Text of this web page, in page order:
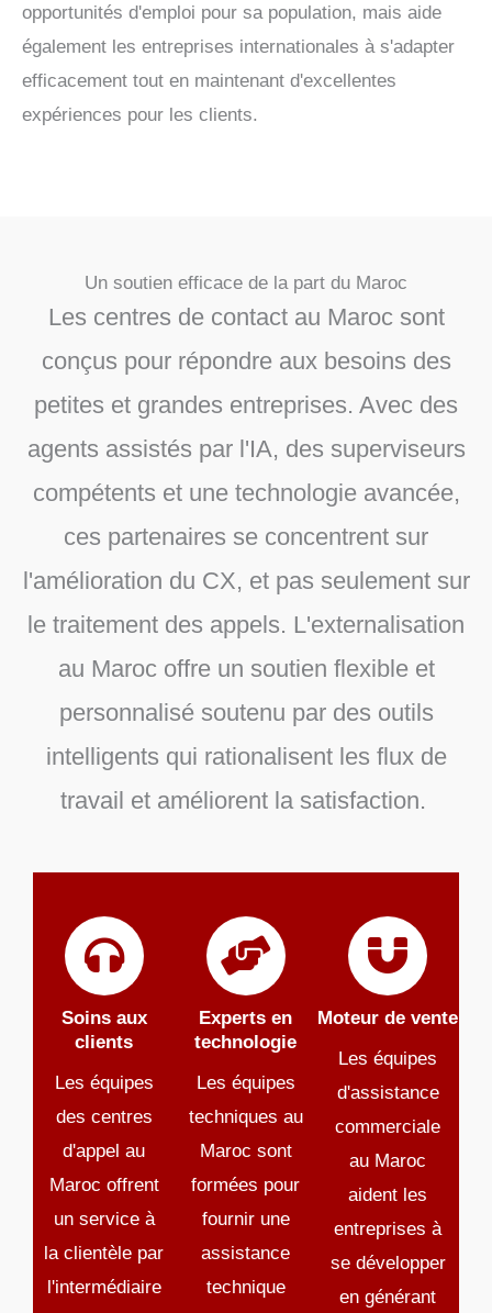
opportunités d'emploi pour sa population, mais aide
également les entreprises internationales à s'adapter
efficacement tout en maintenant d'excellentes
expériences pour les clients.
Un soutien efficace de la part du Maroc
Les centres de contact au Maroc sont
conçus pour répondre aux besoins des
petites et grandes entreprises. Avec des
agents assistés par l'IA, des superviseurs
compétents et une technologie avancée,
ces partenaires se concentrent sur
l'amélioration du CX, et pas seulement sur
le traitement des appels. L'externalisation
au Maroc offre un soutien flexible et
personnalisé soutenu par des outils
intelligents qui rationalisent les flux de
travail et améliorent la satisfaction.
Soins aux
clients
Les équipes
des centres
d'appel au
Maroc offrent
un service à
la clientèle par
l'intermédiaire
Experts en
technologie
Les équipes
techniques au
Maroc sont
formées pour
fournir une
assistance
technique
Moteur de vente
Les équipes
d'assistance
commerciale
au Maroc
aident les
entreprises à
se développer
en générant